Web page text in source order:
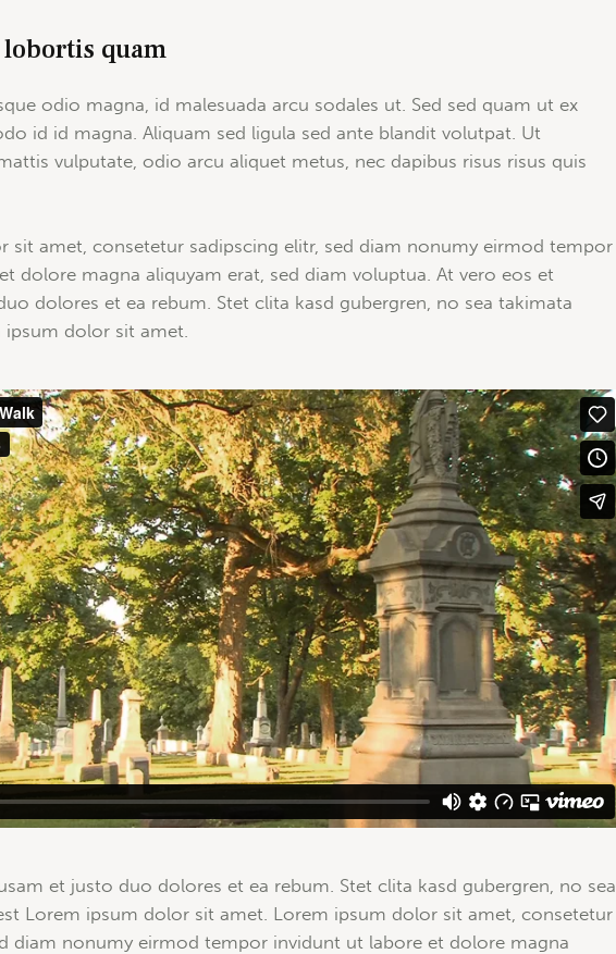
quam
odio magna, id malesuada arcu sodales ut. Sed sed quam ut ex
id id magna. Aliquam sed ligula sed ante blandit volutpat. Ut
vulputate, odio arcu aliquet metus, nec dapibus risus risus quis
sit amet, consetetur sadipscing elitr, sed diam nonumy eirmod tempor
dolore magna aliquyam erat, sed diam voluptua. At vero eos et
dolores et ea rebum. Stet clita kasd gubergren, no sea takimata
ipsum dolor sit amet.
et justo duo dolores et ea rebum. Stet clita kasd gubergren, no sea
Lorem ipsum dolor sit amet. Lorem ipsum dolor sit amet, consetetur
diam nonumy eirmod tempor invidunt ut labore et dolore magna